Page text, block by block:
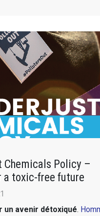
Chemicals Policy –
a toxic-free future
un avenir détoxiqué.